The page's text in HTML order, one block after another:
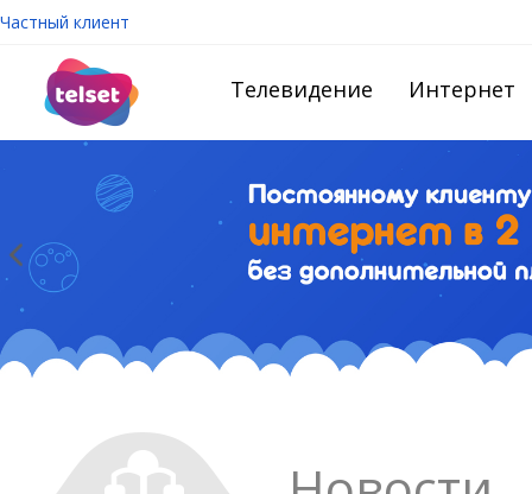
Частный клиент
Телевидение Интернет